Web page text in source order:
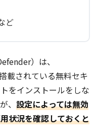
ど
）は、
載されている無料セキ
をインストールをしな
、 設定によっては無効
状況を確認しておくと